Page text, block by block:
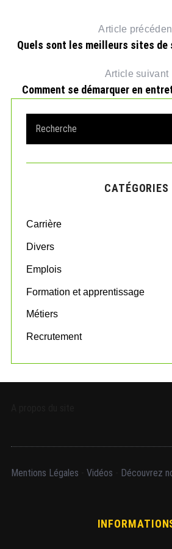
Article
Quels sont les meilleurs sites de
Article suivant
Comment se démarquer en
a
r
o
:
CATÉGORIES
Carrière
Divers
Emplois
Formation et apprentissage
Métiers
Recrutement
Mentions Légales Vidéos Découvrez